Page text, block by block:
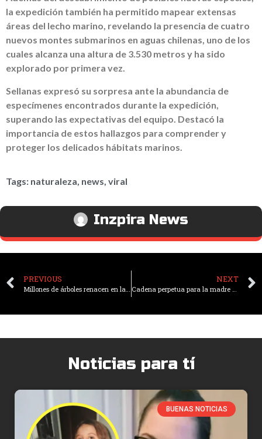
la expedición también ha permitido mapear extensas
áreas del lecho marino, revelando la presencia de cuatro
nuevos montes submarinos en aguas chilenas, uno de los
cuales alcanza una altura de 3.530 metros y ha sido
explorado por primera vez.
Sellanas expresó su sorpresa ante la abundancia de
especímenes encontrados durante la expedición,
superando las expectativas del equipo. Destacó la
importancia de estos hallazgos para comprender y
proteger los delicados hábitats marinos.
Tags: naturaleza, news, viral
Inzpira News
PREVIOUS NEXT
Noticias para tí
BUENAS NOTICIAS